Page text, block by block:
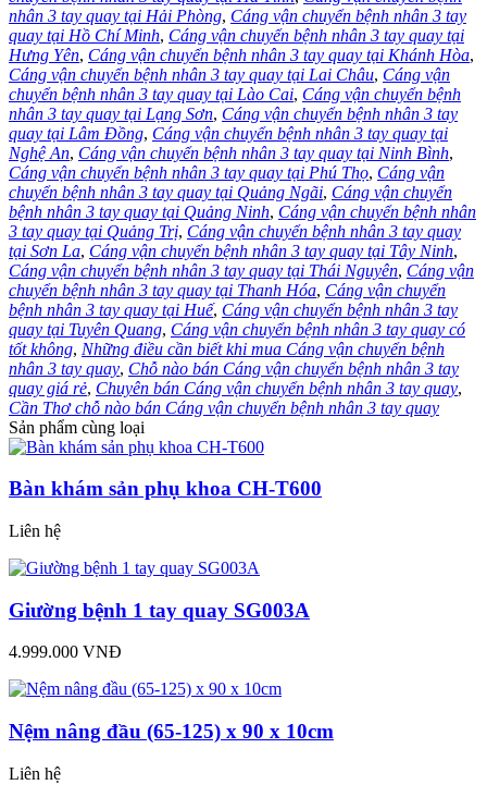
nhân 3 tay quay tại Hải Phòng, Cáng vận chuyển bệnh nhân 3 tay
quay tại Hồ Chí Minh, Cáng vận chuyển bệnh nhân 3 tay quay tại
Hưng Yên, Cáng vận chuyển bệnh nhân 3 tay quay tại Khánh Hòa,
Cáng vận chuyển bệnh nhân 3 tay quay tại Lai Châu, Cáng vận
chuyển bệnh nhân 3 tay quay tại Lào Cai, Cáng vận chuyển bệnh
nhân 3 tay quay tại Lạng Sơn, Cáng vận chuyển bệnh nhân 3 tay
quay tại Lâm Đồng, Cáng vận chuyển bệnh nhân 3 tay quay tại
Nghệ An, Cáng vận chuyển bệnh nhân 3 tay quay tại Ninh Bình,
Cáng vận chuyển bệnh nhân 3 tay quay tại Phú Thọ, Cáng vận
chuyển bệnh nhân 3 tay quay tại Quảng Ngãi, Cáng vận chuyển
bệnh nhân 3 tay quay tại Quảng Ninh, Cáng vận chuyển bệnh nhân
3 tay quay tại Quảng Trị, Cáng vận chuyển bệnh nhân 3 tay quay
tại Sơn La, Cáng vận chuyển bệnh nhân 3 tay quay tại Tây Ninh,
Cáng vận chuyển bệnh nhân 3 tay quay tại Thái Nguyên, Cáng vận
chuyển bệnh nhân 3 tay quay tại Thanh Hóa, Cáng vận chuyển
bệnh nhân 3 tay quay tại Huế, Cáng vận chuyển bệnh nhân 3 tay
quay tại Tuyên Quang, Cáng vận chuyển bệnh nhân 3 tay quay có
tốt không, Những điều cần biết khi mua Cáng vận chuyển bệnh
nhân 3 tay quay, Chỗ nào bán Cáng vận chuyển bệnh nhân 3 tay
quay giá rẻ, Chuyên bán Cáng vận chuyển bệnh nhân 3 tay quay,
Cần Thơ chỗ nào bán Cáng vận chuyển bệnh nhân 3 tay quay
Sản phẩm cùng loại
Bàn khám sản phụ khoa CH-T600
Liên hệ
Giường bệnh 1 tay quay SG003A
4.999.000 VNĐ
Nệm nâng đầu (65-125) x 90 x 10cm
Liên hệ